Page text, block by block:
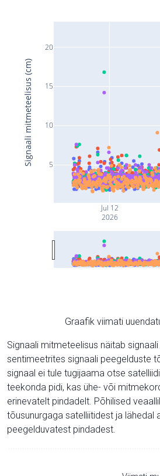
Jul 12
2026
5
10
15
20
Signaali mitmeteelisus (cm)
Graafik viimati
Signaali mitmeteelisus näitab
sentimeetrites signaali peegelduste
signaal ei tule tugijaama otse
teekonda pidi, kas ühe- või
erinevatelt pindadelt. Põhilised
tõusunurgaga satelliitidest ja lähedal
peegelduvatest pindadest.